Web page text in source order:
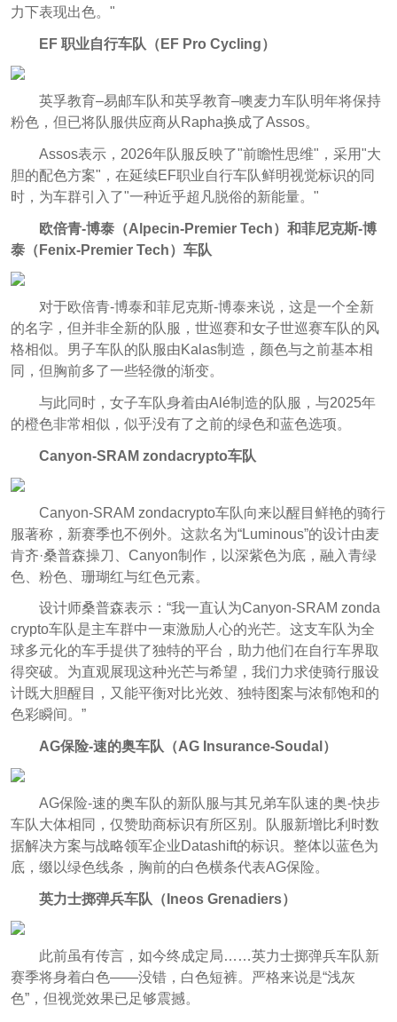
力下表现出色。"
EF 职业自行车队（EF Pro Cycling）
英孚教育–易邮车队和英孚教育–噢麦力车队明年将保持
粉色，但已将队服供应商从Rapha换成了Assos。
Assos表示，2026年队服反映了"前瞻性思维"，采用"大
胆的配色方案"，在延续EF职业自行车队鲜明视觉标识的同
时，为车群引入了"一种近乎超凡脱俗的新能量。"
欧倍青-博泰（Alpecin-Premier Tech）和菲尼克斯-博
泰（Fenix-Premier Tech）车队
对于欧倍青-博泰和菲尼克斯-博泰来说，这是一个全新
的名字，但并非全新的队服，世巡赛和女子世巡赛车队的风
格相似。男子车队的队服由Kalas制造，颜色与之前基本相
同，但胸前多了一些轻微的渐变。
与此同时，女子车队身着由Alé制造的队服，与2025年
的橙色非常相似，似乎没有了之前的绿色和蓝色选项。
Canyon-SRAM zondacrypto车队
Canyon-SRAM zondacrypto车队向来以醒目鲜艳的骑行
服著称，新赛季也不例外。这款名为“Luminous”的设计由麦
肯齐·桑普森操刀、Canyon制作，以深紫色为底，融入青绿
色、粉色、珊瑚红与红色元素。
设计师桑普森表示：“我一直认为Canyon-SRAM zonda
crypto车队是主车群中一束激励人心的光芒。这支车队为全
球多元化的车手提供了独特的平台，助力他们在自行车界取
得突破。为直观展现这种光芒与希望，我们力求使骑行服设
计既大胆醒目，又能平衡对比光效、独特图案与浓郁饱和的
色彩瞬间。”
AG保险-速的奥车队（AG Insurance-Soudal）
AG保险-速的奥车队的新队服与其兄弟车队速的奥-快步
车队大体相同，仅赞助商标识有所区别。队服新增比利时数
据解决方案与战略领军企业Datashift的标识。整体以蓝色为
底，缀以绿色线条，胸前的白色横条代表AG保险。
英力士掷弹兵车队（Ineos Grenadiers）
此前虽有传言，如今终成定局……英力士掷弹兵车队新
赛季将身着白色——没错，白色短裤。严格来说是“浅灰
色”，但视觉效果已足够震撼。